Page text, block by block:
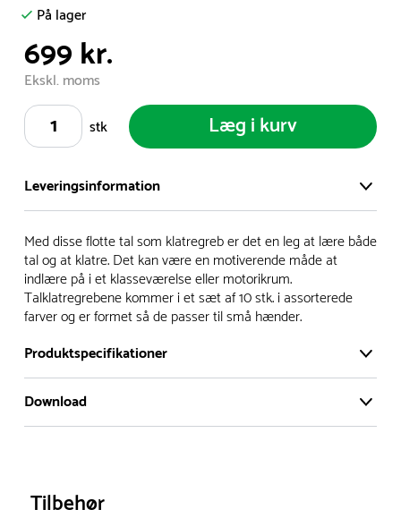
På lager
699 kr.
Ekskl. moms
stk
Læg i kurv
Leveringsinformation
Vi har et stort og effektivt lager på ca. 6.000 kvadratmeter
med mere end 5.000 forskellige produkter på hylderne til
omgående levering.
- Leveringstiden på lagervarer er i Danmark normalt 1-3
hverdage
- Leveringstiden på specialvarer og bestillingsvarer oplyses
ved bestilling
- I tilfælde af restordre vil kundeservice kontakte dig via e-
Alle vores legepladser produceres på bestilling, hvilket
Med disse flotte tal som klatregreb er det en leg at lære både
tal og at klatre. Det kan være en motiverende måde at
indlære på i et klasseværelse eller motorikrum.
Talklatregrebene kommer i et sæt af 10 stk. i assorterede
farver og er formet så de passer til små hænder.
Produktspecifikationer
Antal i pakke:
Farve: Forskellige farver
Download
Tilbehør